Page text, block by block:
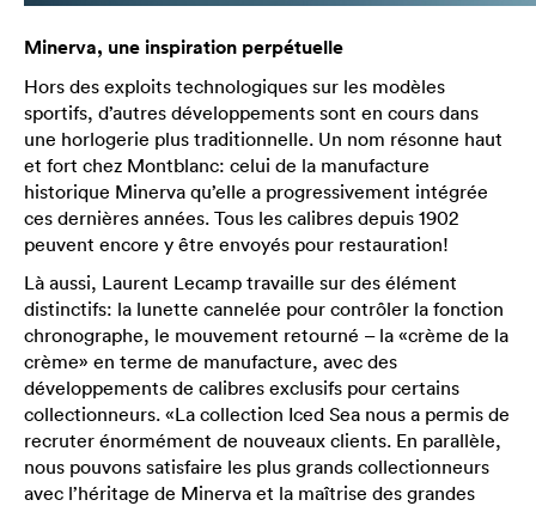
Minerva, une inspiration perpétuelle
Hors des exploits technologiques sur les modèles
sportifs, d’autres développements sont en cours dans
une horlogerie plus traditionnelle. Un nom résonne haut
et fort chez Montblanc: celui de la manufacture
historique Minerva qu’elle a progressivement intégrée
ces dernières années. Tous les calibres depuis 1902
peuvent encore y être envoyés pour restauration!
Là aussi, Laurent Lecamp travaille sur des élément
distinctifs: la lunette cannelée pour contrôler la fonction
chronographe, le mouvement retourné – la «crème de la
crème» en terme de manufacture, avec des
développements de calibres exclusifs pour certains
collectionneurs. «La collection Iced Sea nous a permis de
recruter énormément de nouveaux clients. En parallèle,
nous pouvons satisfaire les plus grands collectionneurs
avec l’héritage de Minerva et la maîtrise des grandes